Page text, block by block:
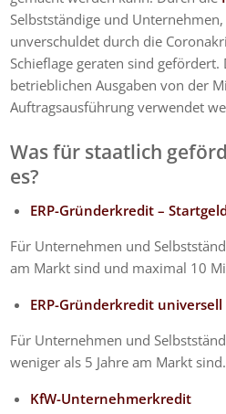
Selbstständige und
unverschuldet durch die
Schieflage geraten sind
betrieblichen Ausgaben von der
Auftragsausführung verwendet
Was für staatlich
es?
ERP-Gründerkredit –
Für Unternehmen und
am Markt sind und maximal 10
ERP-Gründerkredit universell
Für Unternehmen und
weniger als 5 Jahre am Markt sind.
KfW-Unternehmerkredit